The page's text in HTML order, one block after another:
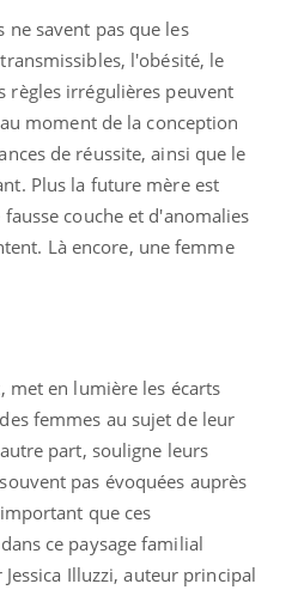
ne savent pas que les
l'obésité, le
règles irrégulières peuvent
moment de la conception
de réussite, ainsi que le
Plus la future mère est
couche et d'anomalies
Là encore, une femme
met en lumière les écarts
femmes au sujet de leur
part, souligne leurs
pas évoquées auprès
que ces
ce paysage familial
Illuzzi, auteur principal